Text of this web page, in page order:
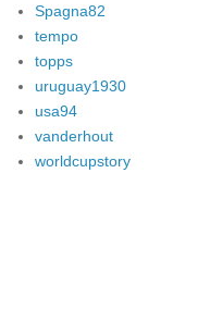
Spagna82
tempo
topps
uruguay1930
usa94
vanderhout
worldcupstory